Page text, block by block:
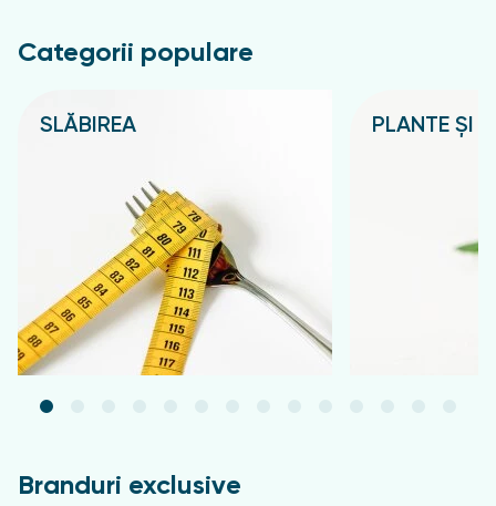
Categorii populare
SLĂBIREA PLANTE ȘI
Branduri exclusive